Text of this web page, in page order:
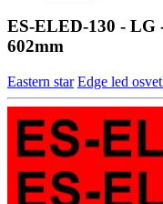
ES-ELED-130 - LG
602mm
Eastern star Edge led